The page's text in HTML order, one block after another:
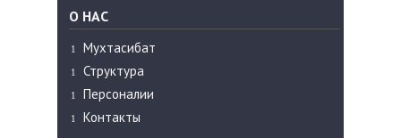
О НАС
Мухтасибат
Структура
Персоналии
Контакты